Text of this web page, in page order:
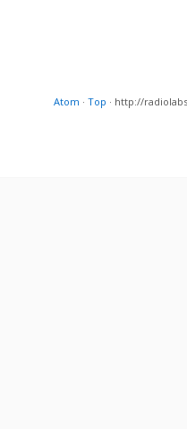
Atom · Top · http://